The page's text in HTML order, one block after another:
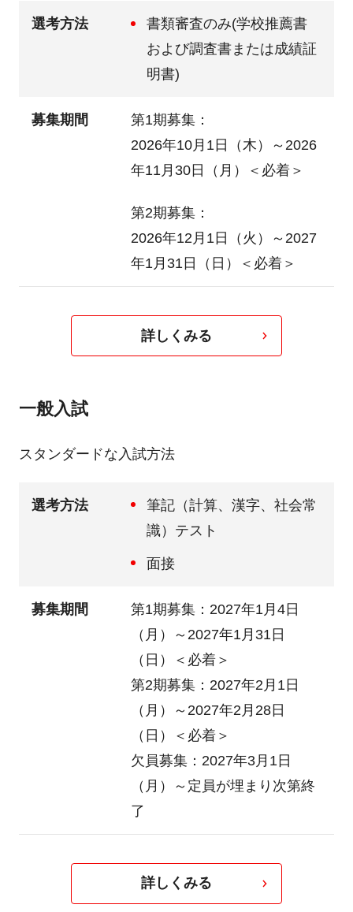
選考方法
書類審査のみ(学校推薦書
および調査書または成績証
明書)
募集期間
第1期募集：
2026年10月1日（木）～2026
年11月30日（月）
＜必着＞
第2期募集：
2026年12月1日（火）～2027
年1月31日（日）
＜必着＞
詳しくみる
一般入試
スタンダードな入試方法
選考方法
筆記（計算、漢字、社会常
識）テスト
面接
募集期間
第1期募集：2027年1月4日
（月）～2027年1月31日
（日）
＜必着＞
第2期募集：2027年2月1日
（月）～2027年2月28日
（日）
＜必着＞
欠員募集：2027年3月1日
（月）～定員が埋まり次第終
了
詳しくみる